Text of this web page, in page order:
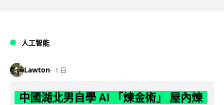
人工智能
Lawton 1 日
中國湖北男自學 AI 「煉金術」 屋內煉